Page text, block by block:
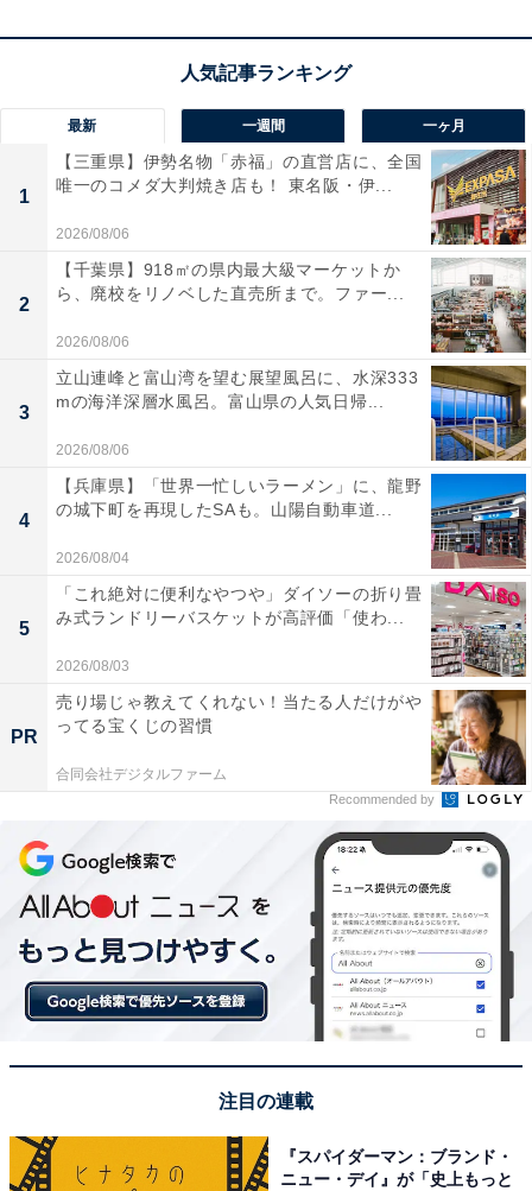
めたコードレスハンディクリーナーです。フローリング
用延長ノズルが付属し、ピンポイントだけでなく床のち
ょっとした掃除にも大活躍！ ドックに置くだけで充電で
き、予備バッテリーが同梱されているため長時間の使用
も安心です。ワンタッチで手を汚さずにゴミ捨てができ
るのも魅力ですね。
ユーザーからは「軽くてサッと使えるのが最高」「吸引
力が強くて大満足」と高評価です。一方で「排気が少し
気になる」という声も。気づいたときに手軽に掃除をし
たい人や、省スペースでスリムなクリーナーを探してい
る人には、おすすめの商品といえそうです。
あわせて読みたい
【Amazonセール】Anker「急速充電器」が
特別価格で登場中【1月5日】
【今日チェックしたい】シャークの人気商品5選
シャーク「WV516JBK」
最新 一週間 一ヶ月
1
【三重県】伊勢名物「赤福」の直営店に、全国
唯一のコメダ大判焼き店も！ 東名阪・伊...
2026/08/06
2
【千葉県】918㎡の県内最大級マーケットか
ら、廃校をリノベした直売所まで。ファー...
2026/08/06
3
立山連峰と富山湾を望む展望風呂に、水深333
mの海洋深層水風呂。富山県の人気日帰...
2026/08/06
4
【兵庫県】「世界一忙しいラーメン」に、龍野
の城下町を再現したSAも。山陽自動車道...
2026/08/04
5
「これ絶対に便利なやつや」ダイソーの折り畳
み式ランドリーバスケットが高評価「使わ...
2026/08/03
PR
売り場じゃ教えてくれない！当たる人だけがや
ってる宝くじの習慣
合同会社デジタルファーム
Recommended by
注目の連載
『スパイダーマン：ブランド・
ニュー・デイ』が「史上もっと